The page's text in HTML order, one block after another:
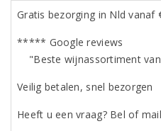
Gratis bezorging in Nld vanaf
***** Google reviews
"Beste wijnassortiment
Veilig betalen, snel bezorgen
Heeft u een vraag? Bel of